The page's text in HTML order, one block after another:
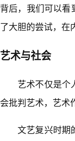
背后，我们可以
了大胆的尝试，在
艺术与社会
艺术不仅是个
会批判艺术，艺术
文艺复兴时期